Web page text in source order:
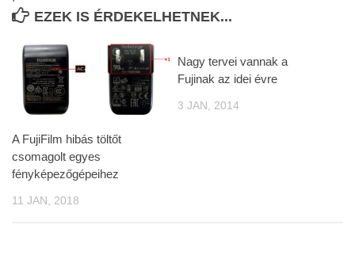
EZEK IS ÉRDEKELHETNEK...
A FujiFilm hibás töltőt
csomagolt egyes
fényképezőgépeihez
11 JAN, 2018
Nagy tervei vannak a
Fujinak az idei évre
3 JAN, 2014